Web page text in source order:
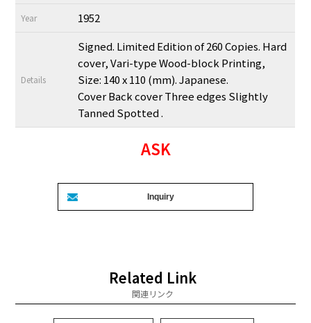
Year 1952
Details
Signed. Limited Edition of 260 Copies. Hard
cover, Vari-type Wood-block Printing,
Size: 140 x 110 (mm). Japanese.
Cover Back cover Three edges Slightly
Tanned Spotted .
ASK
Related Link
関連リンク